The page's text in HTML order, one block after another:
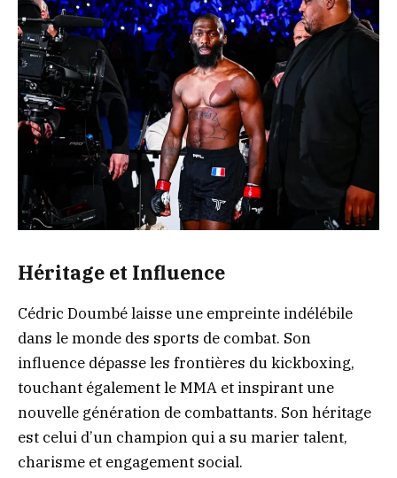
Héritage et Influence
Cédric Doumbé laisse une empreinte indélébile
dans le monde des sports de combat. Son
influence dépasse les frontières du kickboxing,
touchant également le MMA et inspirant une
nouvelle génération de combattants. Son héritage
est celui d’un champion qui a su marier talent,
charisme et engagement social.